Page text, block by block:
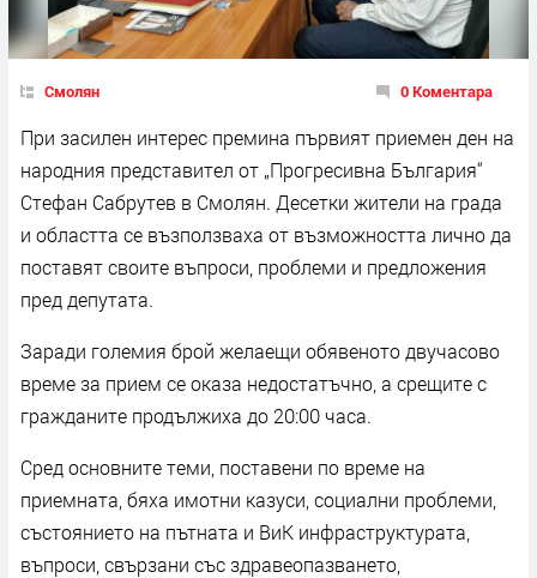
Смолян 0 Коментара
При засилен интерес премина първият приемен ден на
народния представител от „Прогресивна България“
Стефан Сабрутев в Смолян. Десетки жители на града
и областта се възползваха от възможността лично да
поставят своите въпроси, проблеми и предложения
пред депутата.
Заради големия брой желаещи обявеното двучасово
време за прием се оказа недостатъчно, а срещите с
гражданите продължиха до 20:00 часа.
Сред основните теми, поставени по време на
приемната, бяха имотни казуси, социални проблеми,
състоянието на пътната и ВиК инфраструктурата,
въпроси, свързани със здравеопазването,